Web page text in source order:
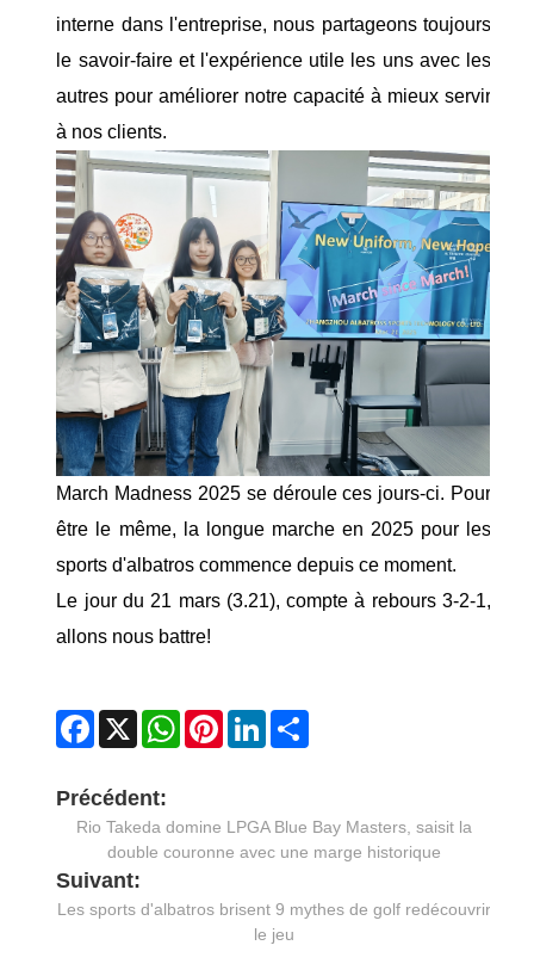
interne dans l'entreprise, nous partageons toujours
le savoir-faire et l'expérience utile les uns avec les
autres pour améliorer notre capacité à mieux servir
à nos clients.
March Madness 2025 se déroule ces jours-ci. Pour
être le même, la longue marche en 2025 pour les
sports d'albatros commence depuis ce moment.
Le jour du 21 mars (3.21), compte à rebours 3-2-1,
allons nous battre!
Facebook
X WhatsAppPinterestLinkedIn
Précédent:
Rio Takeda domine LPGA Blue Bay Masters, saisit la
double couronne avec une marge historique
Suivant:
Les sports d'albatros brisent 9 mythes de golf redécouvrir
le jeu